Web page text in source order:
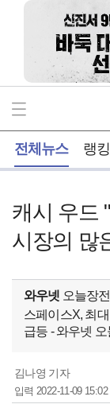
전체뉴스 랭
캐시 우드
시장의 많
와우넷 오늘장
스페이스X, 최
급등 - 와우넷
김나영 기자
입력2022-11-09 15:02